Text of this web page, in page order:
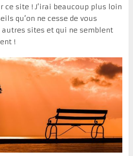
ce site ! J’irai beaucoup plus loin
qu’on ne cesse de vous
sites et qui ne semblent
!